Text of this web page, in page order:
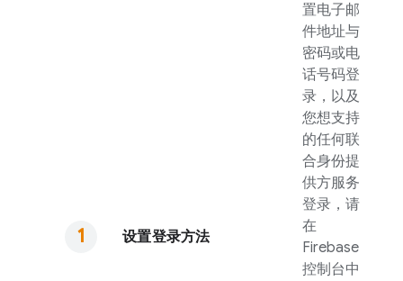
设置登录方法
置电子邮
件地址与
密码或电
话号码登
录，以及
您想支持
的任何联
合身份提
供方服务
登录，请
在
Firebase
控制台中